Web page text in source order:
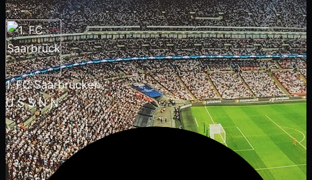
- : -
1. FC Saarbrücken
USSNN